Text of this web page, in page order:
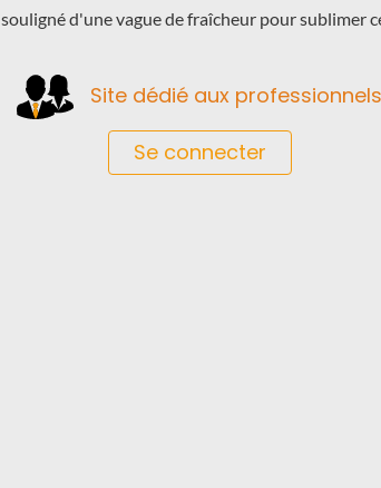
souligné d'une vague defraîcheurpour sublimer
Site dédié aux professionnels
Se connecter